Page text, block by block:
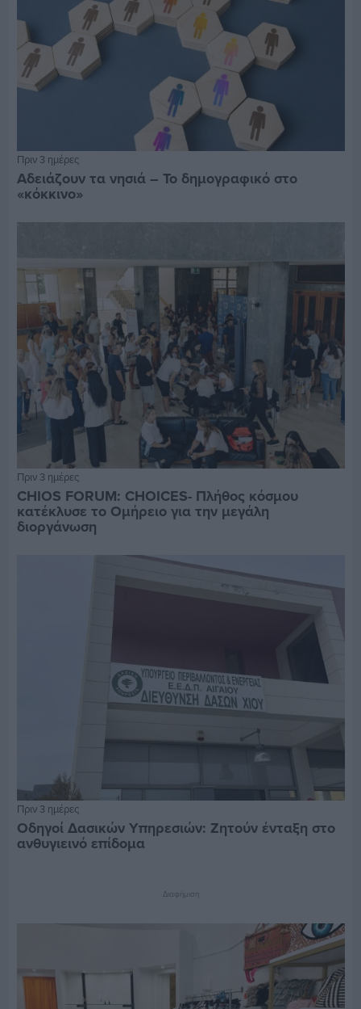
Πριν 3 ημέρες
Αδειάζουν τα νησιά – Το δημογραφικό στο
«κόκκινο»
Πριν 3 ημέρες
CHIOS FORUM: CHOICES- Πλήθος κόσμου
κατέκλυσε το Ομήρειο για την μεγάλη
διοργάνωση
Πριν 3 ημέρες
Οδηγοί Δασικών Υπηρεσιών: Ζητούν ένταξη στο
ανθυγιεινό επίδομα
Διαφήμιση